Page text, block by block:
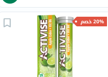
20% خصم